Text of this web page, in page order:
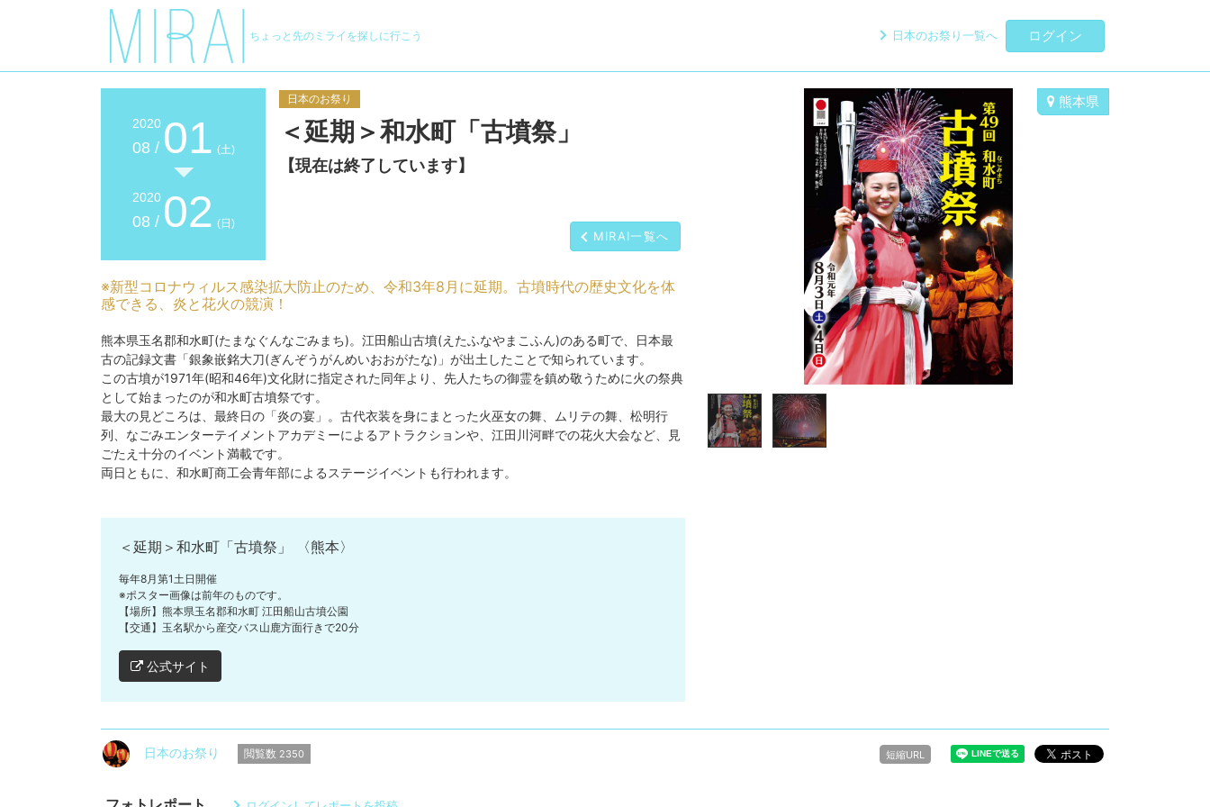
ちょっと先のミライを探しに行こう 日本のお祭り一覧へ ログイン
熊本県
2020
08 / 01 (土)
2020
08 / 02 (日)
日本のお祭り
＜延期＞和水町「古墳祭」
【現在は終了しています】
MIRAI一覧へ
※新型コロナウィルス感染拡大防止のため、令和3年8月に延期。古墳時代の歴史文化を体
感できる、炎と花火の競演！
熊本県玉名郡和水町(たまなぐんなごみまち)。江田船山古墳(えたふなやまこふん)のある町で、日本最
古の記録文書「銀象嵌銘大刀(ぎんぞうがんめいおおがたな)」が出土したことで知られています。
この古墳が1971年(昭和46年)文化財に指定された同年より、先人たちの御霊を鎮め敬うために火の祭典
として始まったのが和水町古墳祭です。
最大の見どころは、最終日の「炎の宴」。古代衣装を身にまとった火巫女の舞、ムリテの舞、松明行
列、なごみエンターテイメントアカデミーによるアトラクションや、江田川河畔での花火大会など、見
ごたえ十分のイベント満載です。
両日ともに、和水町商工会青年部によるステージイベントも行われます。
＜延期＞和水町「古墳祭」 〈熊本〉
毎年8月第1土日開催
※ポスター画像は前年のものです。
【場所】熊本県玉名郡和水町 江田船山古墳公園
【交通】玉名駅から産交バス山鹿方面行きで20分
公式サイト
日本のお祭り 閲覧数 2350 短縮URL